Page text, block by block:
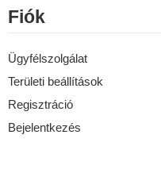
Fiók
Ügyfélszolgálat
Területi beállítások
Regisztráció
Bejelentkezés